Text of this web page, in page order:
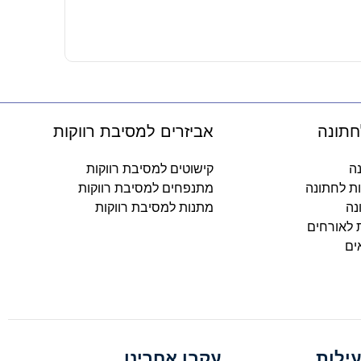
לחתונה
לאורחים
אביזרים למסיבת רווקות
קישוטים למסיבת רווקות
מתנפחים למסיבת רווקות
מתנות למסיבת רווקות